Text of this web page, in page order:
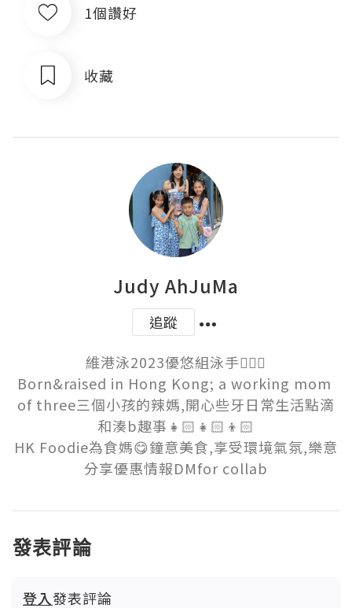
1個讚好
收藏
Judy AhJuMa
追蹤
維港泳2023優悠組泳手🏊🏻‍♀️
Born&raised in Hong Kong; a working mom
of three三個小孩的辣媽,開心些牙日常生活點滴
和湊b趣事👧🏻👧🏻👦🏻
HK Foodie為食媽😋鐘意美食,享受環境氣氛,樂意
分享優惠情報DMfor collab
發表評論
登入發表評論